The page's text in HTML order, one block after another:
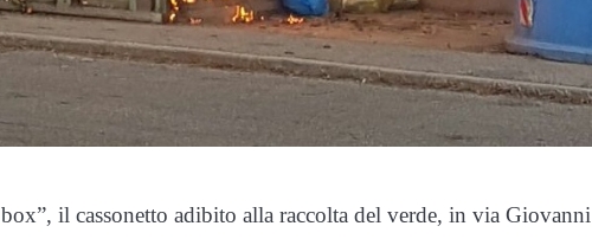
il cassonetto adibito alla raccolta del verde, in via Giovanni